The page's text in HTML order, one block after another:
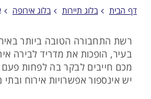
דף הבית בלוג תיירות בלוג אירופה
רשת התחבורה הטובה ביותר
בעיר, הופכות את מדריד לבירה
מכם חייבים לבקר בה לפחות פעם
יש אינספור אפשרויות אירוח ובתי